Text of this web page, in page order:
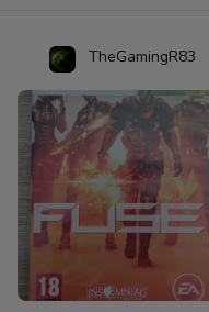
TheGamingR83